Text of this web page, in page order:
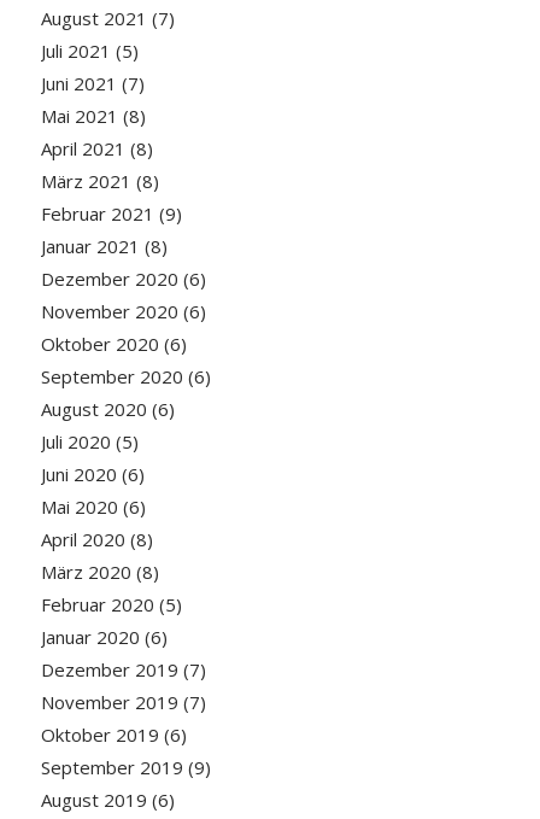
August 2021 (7)
Juli 2021 (5)
Juni 2021 (7)
Mai 2021 (8)
April 2021 (8)
März 2021 (8)
Februar 2021 (9)
Januar 2021 (8)
Dezember 2020 (6)
November 2020 (6)
Oktober 2020 (6)
September 2020 (6)
August 2020 (6)
Juli 2020 (5)
Juni 2020 (6)
Mai 2020 (6)
April 2020 (8)
März 2020 (8)
Februar 2020 (5)
Januar 2020 (6)
Dezember 2019 (7)
November 2019 (7)
Oktober 2019 (6)
September 2019 (9)
August 2019 (6)